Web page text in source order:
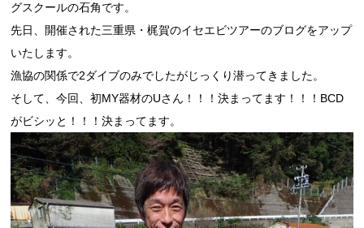
グスクールの石角です。
先日、開催された三重県・梶賀のイセエビツアーのブログをアップ
いたします。
漁協の関係で2ダイブのみでしたがじっくり潜ってきました。
そして、今回、初MY器材のUさん！！！決まってます！！！BCD
がビシッと！！！決まってます。